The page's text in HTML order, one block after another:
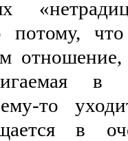
потому,
отношение,
в
то
в